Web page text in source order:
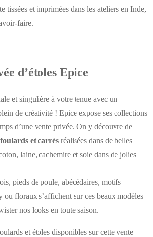
tissées et imprimées dans les ateliers en Inde,
faire.
d’étoles Epice
et singulière à votre tenue avec un
de créativité ! Epice expose ses collections
d’une vente privée. On y découvre de
et carrés réalisées dans de belles
laine, cachemire et soie dans de jolies
pieds de poule, abécédaires, motifs
ou floraux s’affichent sur ces beaux modèles
nos looks en toute saison.
et étoles disponibles sur cette vente